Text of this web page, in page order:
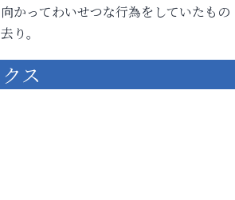
かってわいせつな行為をしていたもの
り。
ス